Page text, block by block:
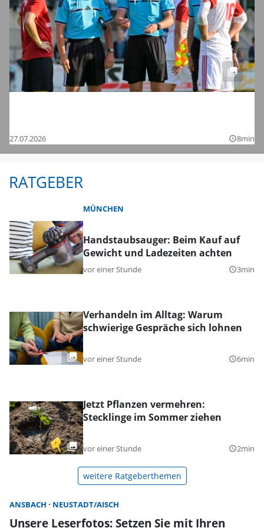
27.07.2026 query_builder8min
RATGEBER
MÜNCHEN
Handstaubsauger: Beim Kauf auf
Gewicht und Ladezeiten achten
vor einer Stunde query_builder3min
Verhandeln im Alltag: Warum
schwierige Gespräche sich lohnen
vor einer Stunde query_builder6min
Jetzt Pflanzen vermehren:
Stecklinge im Sommer ziehen
vor einer Stunde query_builder2min
weitere Ratgeberthemen
ANSBACH NEUSTADT/AISCH
Unsere Leserfotos: Setzen Sie mit Ihren